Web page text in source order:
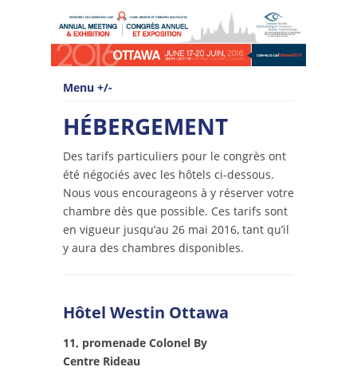
Menu +/-
HÉBERGEMENT
Des tarifs particuliers pour le congrès ont
été négociés avec les hôtels ci-dessous.
Nous vous encourageons à y réserver votre
chambre dès que possible. Ces tarifs sont
en vigueur jusqu’au 26 mai 2016, tant qu’il
y aura des chambres disponibles.
Hôtel Westin Ottawa
11, promenade Colonel By
Centre Rideau